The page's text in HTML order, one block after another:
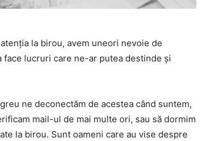
la birou, avem uneori nevoie de
lucruri care ne-ar putea destinde și
ne deconectăm de acestea când suntem,
mail-ul de mai multe ori, sau să dormim
la birou. Sunt oameni care au vise despre